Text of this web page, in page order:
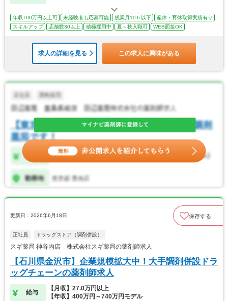
年収700万円以上可 未経験者も応募可能 残業月10ｈ以下
産休・育休取得実績有り
スキルアップ
店舗数30以上 積極採用中 夏～秋入職可 WEB面接OK
求人の詳細を見る この求人に興味がある
更新日：2026年6月18日 保存する
正社員 ドラッグストア（調剤併設）
スギ薬局 神谷内店 株式会社スギ薬局の薬剤師求人
【石川県金沢市】企業規模拡大中！大手調剤併設ドラ
ッグチェーンの薬剤師求人
給与
【月収】27.0万円以上
【年収】400万円～740万円モデル